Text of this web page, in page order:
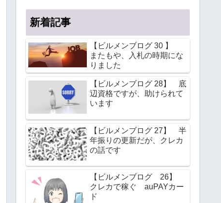
新着記事
【ビルメンブログ 30 】
またもや、入札の時期にな
りました
【ビルメンブログ 28】 底
辺資格ですが、助けられて
います
【ビルメンブログ 27】 半
年振りの更新だが、クレカ
の話です
【ビルメンブログ 26】
クレカで稼ぐ auPAYカー
ド